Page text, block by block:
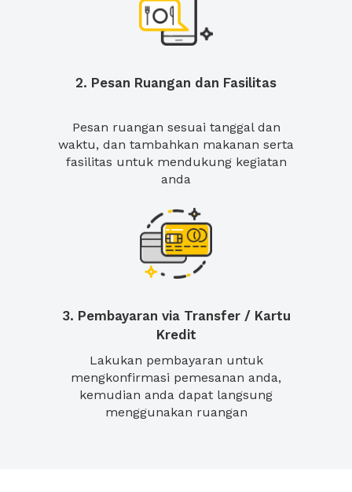
2. Pesan Ruangan dan Fasilitas
Pesan ruangan sesuai tanggal dan
waktu, dan tambahkan makanan serta
fasilitas untuk mendukung kegiatan
anda
3. Pembayaran via Transfer / Kartu
Kredit
Lakukan pembayaran untuk
mengkonfirmasi pemesanan anda,
kemudian anda dapat langsung
menggunakan ruangan